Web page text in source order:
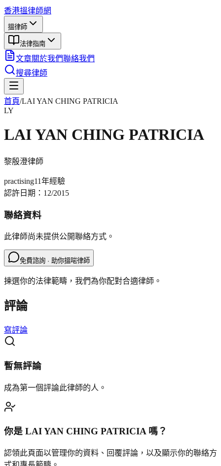
香港搵律師網
搵律師
法律指南
文章關於我們聯絡我們
搜尋律師
首頁/LAI YAN CHING PATRICIA
LY
LAI YAN CHING PATRICIA
黎殷澄律師
practising11年經驗
認許日期： 12/2015
聯絡資料
此律師尚未提供公開聯絡方式。
免費諮詢 · 助你搵啱律師
揀選你的法律範疇，我們為你配對合適律師。
評論
寫評論
暫無評論
成為第一個評論此律師的人。
你是 LAI YAN CHING PATRICIA嗎？
認領此頁面以管理你的資料、回覆評論，以及顯示你的聯絡方